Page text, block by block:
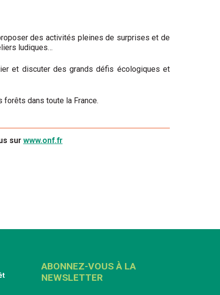
des activités pleines de surprises et de
ludiques…
et discuter des grands défis écologiques et
forêts dans toute la France.
sur www.onf.fr
ABONNEZ-VOUS À LA
NEWSLETTER